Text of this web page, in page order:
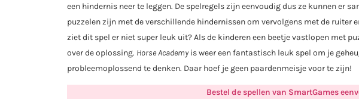
een hindernis neer te leggen. De spelregels zijn eenvoudig dus ze kunnen er
puzzelen zijn met de verschillende hindernissen om vervolgens met de ruiter
ziet dit spel er niet super leuk uit? Als de kinderen een beetje vastlopen met
over de oplossing. Horse Academyis weer een fantastisch leuk spel om je
probleemoplossend te denken. Daar hoef je geen paardenmeisje voor te zijn!
Bestel de spellen van SmartGames